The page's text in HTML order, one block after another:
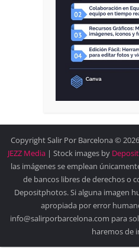
Copyright Salir Por Barcelona ©
JEZZ Media | Stock images by
las imágenes se emplean
de bancos libres de derechos o
Depositphotos. Si alguna imagen
apropiada por error
info@salirporbarcelona.com para
haremos de